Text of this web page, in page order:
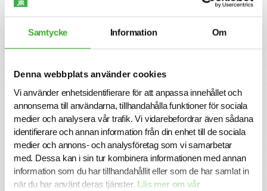
Samtycke Information Om
Denna webbplats använder cookies
Vi använder enhetsidentifierare för att anpassa innehållet och
annonserna till användarna, tillhandahålla funktioner för sociala
medier och analysera vår trafik. Vi vidarebefordrar även sådana
identifierare och annan information från din enhet till de sociala
medier och annons- och analysföretag som vi samarbetar
med. Dessa kan i sin tur kombinera informationen med annan
information som du har tillhandahållit eller som de har samlat in
när du har använt deras tjänster. Läs mer om vår
präglas av innovation, samarbete och fokus på hållbarhet,
där medarbetarna spelar en central roll i företagets
framgång.
Om företaget
försäljning och service av mobila och stationära maskiner
för modern materialhantering, återvinning och
avfallshantering. Under dessa 30 år har vi levererat över
1000 maskiner till nöjda kunder i Sverige, Danmark, Norge
och Finland.
Ansökan
Är du redo för nästa steg i din karriär?
I denna rekrytering har OP System valt att samarbeta